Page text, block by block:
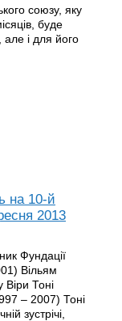
союзу, яку
буде
але і для його
на 10-й
2013
Фундації
Вільям
Тоні
– 2007) Тоні
зустрічі,